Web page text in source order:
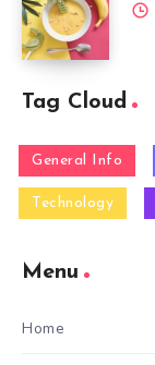
Tag Cloud
General Info
Technology
Menu
Home